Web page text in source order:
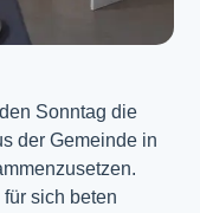
Sonntag die
der Gemeinde in
sich beten